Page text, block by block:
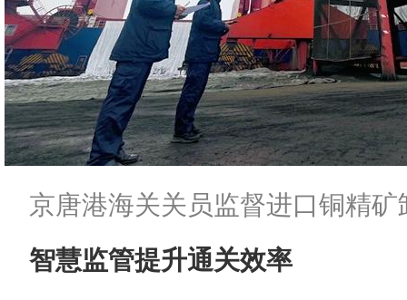
京唐港海关关员监督进口铜精矿
智慧监管提升通关效率